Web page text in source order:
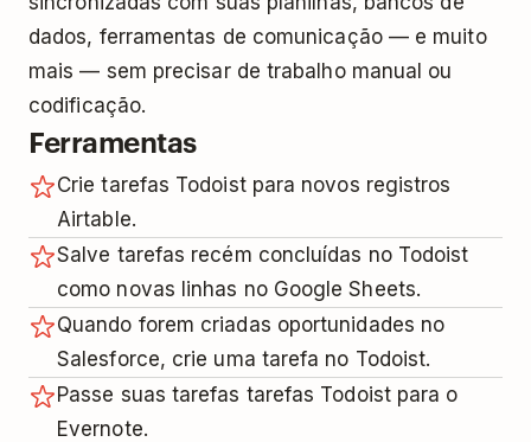
dados, ferramentas de comunicação — e muito
mais — sem precisar de trabalho manual ou
codificação.
Ferramentas
Crie tarefas Todoist para novos registros
Airtable.
Salve tarefas recém concluídas no Todoist
como novas linhas no Google Sheets.
Quando forem criadas oportunidades no
Salesforce, crie uma tarefa no Todoist.
Passe suas tarefas tarefas Todoist para o
Evernote.